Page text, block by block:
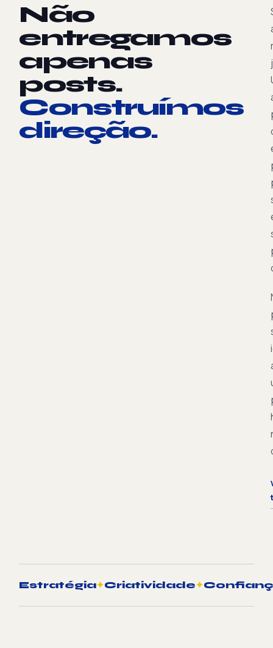
Não
entregamos
apenas
posts.
Construímos
direção.
Estratégia✦Criatividade✦